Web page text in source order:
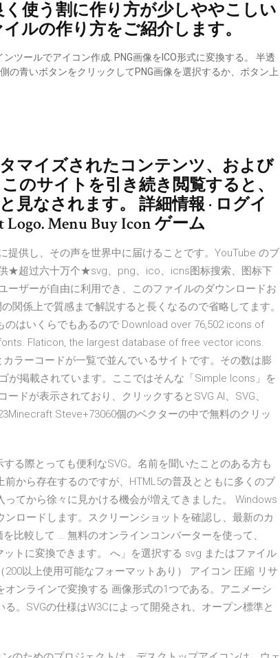
使う割に作り方が少しややこしい
ルの作り方をご紹介します。
ツールでアイコン作成. PNG画像をICO形式に変換する。 半透
の青いボタンをクリックしてPNG画像を選択するか、ボタン上
マイズされたコンテンツ、および
のサイトを引き続き閲覧すると、
見なされます。 詳細情報 · ログイ
Menu Buy Icon ゲーム
提供し、その声を世界中に届けることです。YouTube のブ
★超过六十万个★svg、png、ico、icns图标搜索、图标下
ーザーが自由に利用でき、このファイルのダウンロードお
関係上で質感まで解説すると長くなるので省略してます。
はいくらでもあるので Download over 76,502 icons of
Flaticon, the largest database of free vector icons.
ラーコードが一覧で並んでいるサイトです。その数は膨
が掲載されています。ここではそんな「Simple Icons」を
ドが表示されており、クリックするとSVG AI、SVG、
Steve+73060個のベクターの中で無料のクリッ
る際とっても便利なSVG。名前を聞いたことのある方も
から存在するのですが、HTML5の普及とともに多くのブ
てから徐々に見かける機会が増えてきました。 Windows
ロードします。スクリーンショットを確認し、最新のカ
比較して … 無料のオンラインコンバーターを使って、
トに変換できます。 へ」を選択する svg またはファイル
以上使用可能なフォーマットあり） アイコン 圧縮 リサ
オンラインで変換する 画像形式の1つである。アニメーシ
。SVGの仕様はW3Cによって開発され、オープン標準と